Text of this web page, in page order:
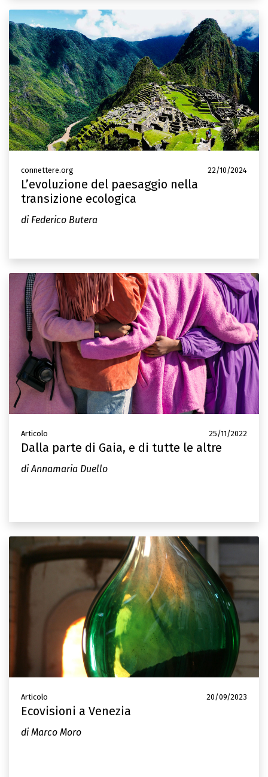
connettere.org 22/10/2024
L’evoluzione del paesaggio nella
transizione ecologica
di Federico Butera
Articolo 25/11/2022
Dalla parte di Gaia, e di tutte le altre
di Annamaria Duello
Articolo 20/09/2023
Ecovisioni a Venezia
di Marco Moro